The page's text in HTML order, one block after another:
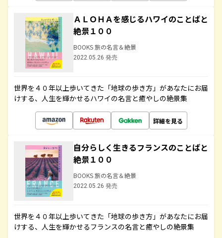
ＡＬＯＨＡを感じるハワイのことばと
絶景１００
BOOKS 旅の名言＆絶景
2022.05.26 発売
世界を４０年以上歩いてきた「地球の歩き方」があなたにお届
けする、人生を輝かせるハワイの名言と癒やしの絶景集
詳細を見る
自分らしく生きるフランスのことばと
絶景１００
BOOKS 旅の名言＆絶景
2022.05.26 発売
世界を４０年以上歩いてきた「地球の歩き方」があなたにお届
けする、人生を輝かせるフランスの名言と癒やしの絶景集